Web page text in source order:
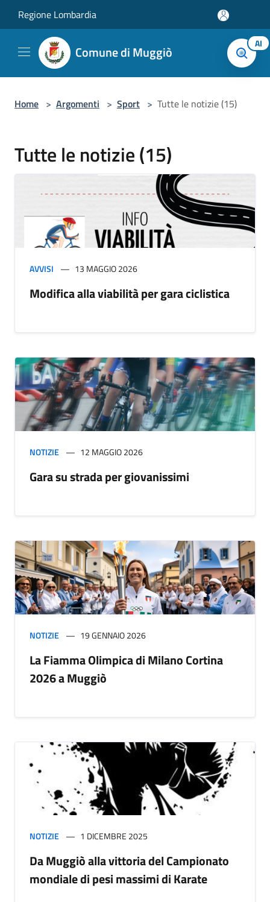
Regione Lombardia
Comune di Muggiò AI
Home > Argomenti > Sport > Tutte le notizie (15)
Tutte le notizie (15)
AVVISI 13 MAGGIO 2026
Modifica alla viabilità per gara ciclistica
NOTIZIE 12 MAGGIO 2026
Gara su strada per giovanissimi
NOTIZIE 19 GENNAIO 2026
La Fiamma Olimpica di Milano Cortina
2026 a Muggiò
NOTIZIE 1 DICEMBRE 2025
Da Muggiò alla vittoria del Campionato
mondiale di pesi massimi di Karate